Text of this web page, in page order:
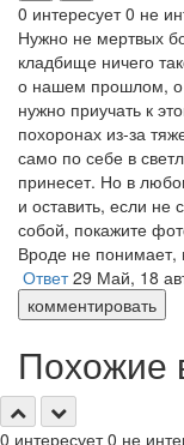
0 интересует 0 не
Нужно не мертвых
кладбище ничего
о нашем прошлом, о
нужно приучать к
похоронах из-за
само по себе в
принесет. Но в
и оставить, если не
собой, покажите
Вроде не понимает,
Ответ 29 Май, 18
комментировать
Похожие
0 интересует 0 не